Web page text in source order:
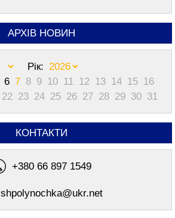
АРХІВ НОВИН
Рік:
6 7 8 9 10 11 12 13 14 15 16
22 23 24 25 26 27 28 29 30 31
КОНТАКТИ
+380 66 897 1549
shpolynochka@ukr.net